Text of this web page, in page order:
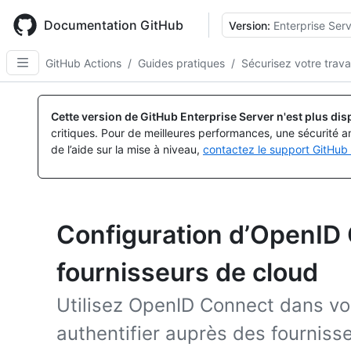
main
content
Documentation GitHub Version: Enterprise
GitHub Actions / Guides pratiques / Sécurisez votre
Cette version de GitHub Enterprise Server n'est plus
critiques. Pour de meilleures performances, une sécurité
de l’aide sur la mise à niveau, contactez le support GitHub
Configuration
fournisseurs de cloud
Utilisez OpenID Connect dans
authentifier auprès des